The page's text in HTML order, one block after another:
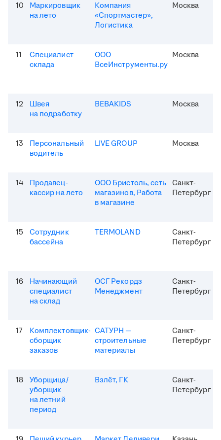
10
Маркировщик
на лето
Компания
«Спортмастер»,
Логистика
Москва
11
Специалист
склада
ООО
ВсеИнструменты.ру
Москва
12
Швея
на подработку
BEBAKIDS Москва
13
Персональный
водитель
LIVE GROUP Москва
14
Продавец-
кассир на лето
ООО Бристоль, сеть
магазинов, Работа
в магазине
Санкт-
Петербург
15
Сотрудник
бассейна
TERMOLAND
Санкт-
Петербург
16
Начинающий
специалист
на склад
ОСГ Рекордз
Менеджмент
Санкт-
Петербург
17
Комплектовщик-
сборщик
заказов
САТУРН —
строительные
материалы
Санкт-
Петербург
18
Уборщица/
уборщик
на летний
период
Взлёт, ГК
Санкт-
Петербург